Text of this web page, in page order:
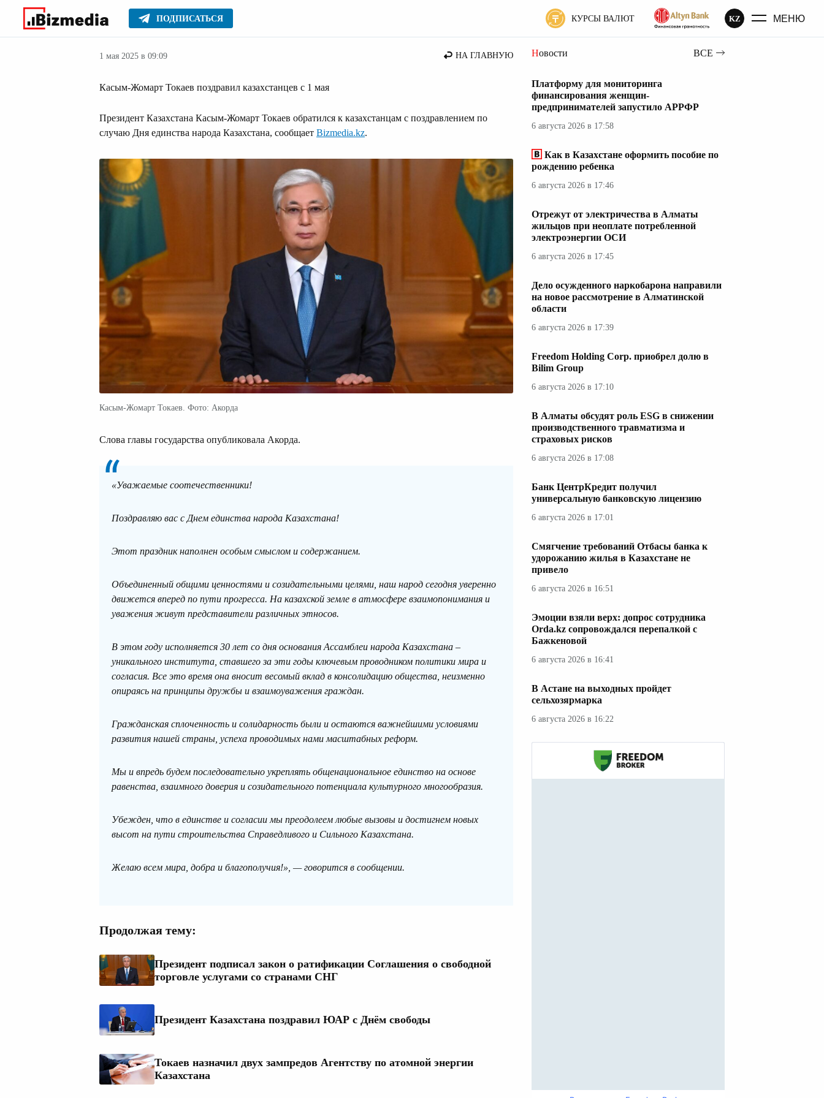
ПОДПИСАТЬСЯ КУРСЫ ВАЛЮТ KZ МЕНЮ
Главное Новости Официально
1 мая 2025 в 09:09 НА ГЛАВНУЮ
Касым-Жомарт Токаев поздравил казахстанцев с 1 мая
Президент Казахстана Касым-Жомарт Токаев обратился к казахстанцам с поздравлением по
случаю Дня единства народа Казахстана, сообщает Bizmedia.kz.
Касым-Жомарт Токаев. Фото: Акорда
Слова главы государства опубликовала Акорда.
«Уважаемые соотечественники!
Поздравляю вас с Днем единства народа Казахстана!
Этот праздник наполнен особым смыслом и содержанием.
Объединенный общими ценностями и созидательными целями, наш народ сегодня уверенно
движется вперед по пути прогресса. На казахской земле в атмосфере взаимопонимания и
уважения живут представители различных этносов.
В этом году исполняется 30 лет со дня основания Ассамблеи народа Казахстана –
уникального института, ставшего за эти годы ключевым проводником политики мира и
согласия. Все это время она вносит весомый вклад в консолидацию общества, неизменно
опираясь на принципы дружбы и взаимоуважения граждан.
Гражданская сплоченность и солидарность были и остаются важнейшими условиями
развития нашей страны, успеха проводимых нами масштабных реформ.
Мы и впредь будем последовательно укреплять общенациональное единство на основе
равенства, взаимного доверия и созидательного потенциала культурного многообразия.
Убежден, что в единстве и согласии мы преодолеем любые вызовы и достигнем новых
высот на пути строительства Справедливого и Сильного Казахстана.
Желаю всем мира, добра и благополучия!», — говорится в сообщении.
Продолжая тему:
Президент подписал закон о ратификации Соглашения о свободной
торговле услугами со странами СНГ
Президент Казахстана поздравил ЮАР с Днём свободы
Токаев назначил двух зампредов Агентству по атомной энергии
Казахстана
Новости ВСЕ
Платформу для мониторинга
финансирования женщин-
предпринимателей запустило АРРФР
6 августа 2026 в 17:58
Как в Казахстане оформить пособие по
рождению ребенка
6 августа 2026 в 17:46
Отрежут от электричества в Алматы
жильцов при неоплате потребленной
электроэнергии ОСИ
6 августа 2026 в 17:45
Дело осужденного наркобарона направили
на новое рассмотрение в Алматинской
области
6 августа 2026 в 17:39
Freedom Holding Corp. приобрел долю в
Bilim Group
6 августа 2026 в 17:10
В Алматы обсудят роль ESG в снижении
производственного травматизма и
страховых рисков
6 августа 2026 в 17:08
Банк ЦентрКредит получил
универсальную банковскую лицензию
6 августа 2026 в 17:01
Смягчение требований Отбасы банка к
удорожанию жилья в Казахстане не
привело
6 августа 2026 в 16:51
Эмоции взяли верх: допрос сотрудника
Orda.kz сопровождался перепалкой с
Бажкеновой
6 августа 2026 в 16:41
В Астане на выходных пройдет
сельхозярмарка
6 августа 2026 в 16:22